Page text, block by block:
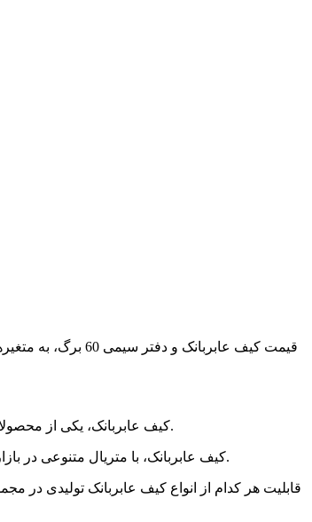
قیمت کیف عابربانک و دفتر سیمی 60 برگ
، به
کیف عابربانک، یکی از محصولات تبلیغاتی که به صورت عمده خریداری میشود و همراه با چاپ به عنوان هدیه تبلیغاتی در موسسات و مراکز بیمه و بانک و کمپانی های مطرح ارائه میگردد.
کیف عابربانک، با متریال متنوعی در بازار ایران تولید و عرضه میشود؛ انواع چرمی، چرم مصنوعی، طلقی و پلاستیکی؛ که تنوع طرح و رنگ بسیاری در هر کدام از متریال های تولید مشاهده میکنیم.
قابلیت هر کدام از انواع کیف عابربانک تولیدی در